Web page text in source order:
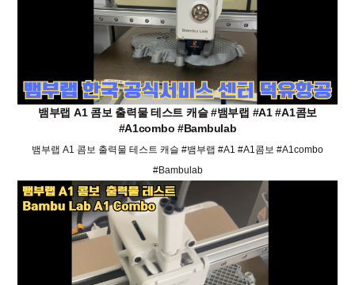
뱀부랩 A1 콤보 출력물 테스트 캐슬 #뱀부랩 #A1 #A1콤보
#A1combo #Bambulab
뱀부랩 A1 콤보 출력물 테스트 캐슬 #뱀부랩 #A1 #A1콤보 #A1combo
#Bambulab